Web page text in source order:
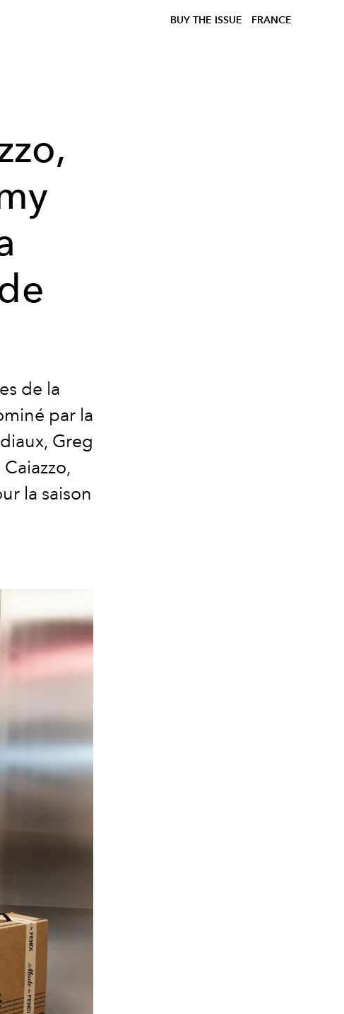
BUY THE ISSUE FRANCE
de la
par la
Greg
la saison